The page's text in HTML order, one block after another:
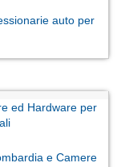
auto per
ed Hardware per
e Camere